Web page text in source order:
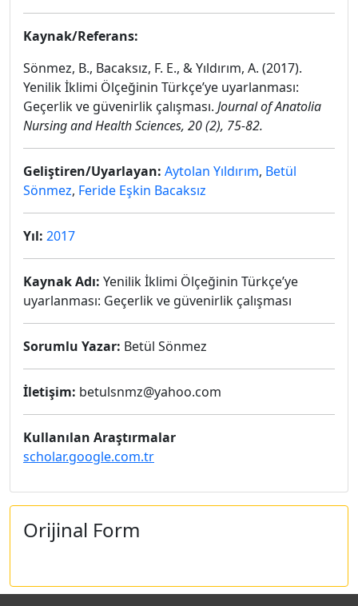
Kaynak/Referans:
Sönmez, B., Bacaksız, F. E., & Yıldırım, A. (2017).
Yenilik İklimi Ölçeğinin Türkçe’ye uyarlanması:
Geçerlik ve güvenirlik çalışması. Journal of Anatolia
Nursing and Health Sciences, 20(2), 75-82.
Geliştiren/Uyarlayan: Aytolan Yıldırım, Betül
Sönmez, Feride Eşkin Bacaksız
Yıl: 2017
Kaynak Adı: Yenilik İklimi Ölçeğinin Türkçe’ye
uyarlanması: Geçerlik ve güvenirlik çalışması
Sorumlu Yazar: Betül Sönmez
İletişim: betulsnmz@yahoo.com
Kullanılan Araştırmalar
scholar.google.com.tr
Orijinal Form